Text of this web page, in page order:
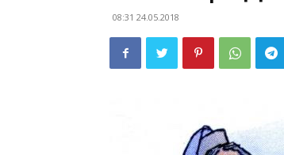
08:31 24.05.2018